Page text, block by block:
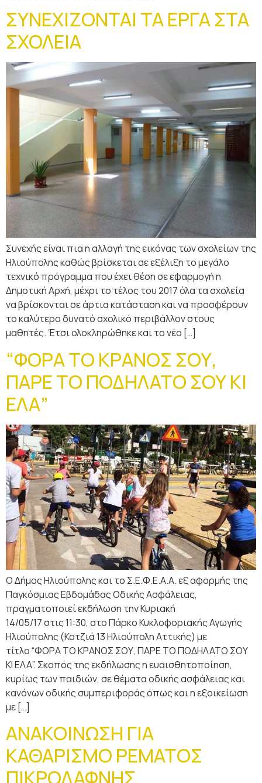
ΣΥΝΕΧΙΖΟΝΤΑΙ ΤΑ ΕΡΓΑ ΣΤΑ
ΣΧΟΛΕΙΑ
Συνεχής είναι πια η αλλαγή της εικόνας των σχολείων της
Ηλιούπολης καθώς βρίσκεται σε εξέλιξη το μεγάλο
τεχνικό πρόγραμμα που έχει θέση σε εφαρμογή η
Δημοτική Αρχή, μέχρι το τέλος του 2017 όλα τα σχολεία
να βρίσκονται σε άρτια κατάσταση και να προσφέρουν
το καλύτερο δυνατό σχολικό περιβάλλον στους
μαθητές. Έτσι ολοκληρώθηκε και το νέο […]
“ΦΟΡΑ ΤΟ ΚΡΑΝΟΣ ΣΟΥ,
ΠΑΡΕ ΤΟ ΠΟΔΗΛΑΤΟ ΣΟΥ ΚΙ
ΕΛΑ”
Ο Δήμος Ηλιούπολης και το Σ.Ε.Φ.Ε.Α.Α. εξ αφορμής της
Παγκόσμιας Εβδομάδας Οδικής Ασφάλειας,
πραγματοποιεί εκδήλωση την Κυριακή
14/05/17 στις 11:30, στο Πάρκο Κυκλοφοριακής Αγωγής
Ηλιούπολης (Κοτζιά 13 Ηλιούπολη Αττικής) με
τίτλο “ΦΟΡΑ ΤΟ ΚΡΑΝΟΣ ΣΟΥ, ΠΑΡΕ ΤΟ ΠΟΔΗΛΑΤΟ ΣΟΥ
ΚΙ ΕΛΑ”. Σκοπός της εκδήλωσης η ευαισθητοποίηση,
κυρίως των παιδιών, σε θέματα οδικής ασφάλειας και
κανόνων οδικής συμπεριφοράς όπως και η εξοικείωση
με […]
ΑΝΑΚΟΙΝΩΣΗ ΓΙΑ
ΚΑΘΑΡΙΣΜΟ ΡΕΜΑΤΟΣ